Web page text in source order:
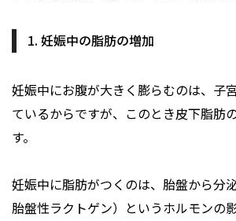
1. 妊娠中の脂肪の増加
妊娠中にお腹が大きく膨らむのは、子
ているからですが、このとき皮下脂肪
す。
妊娠中に脂肪がつくのは、胎盤から分
胎盤性ラクトゲン）というホルモンの